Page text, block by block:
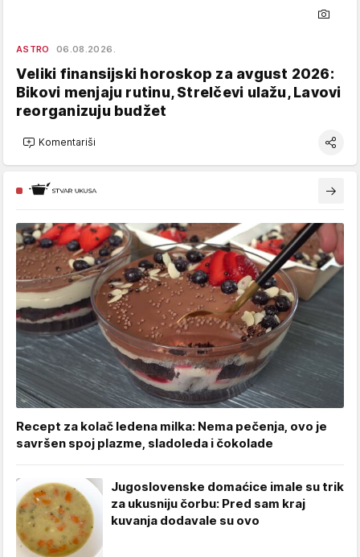
ASTRO 06.08.2026.
Veliki finansijski horoskop za avgust 2026:
Bikovi menjaju rutinu, Strelčevi ulažu, Lavovi
reorganizuju budžet
Komentariši
Recept za kolač ledena milka: Nema pečenja, ovo je
savršen spoj plazme, sladoleda i čokolade
Jugoslovenske domaćice imale su trik
za ukusniju čorbu: Pred sam kraj
kuvanja dodavale su ovo